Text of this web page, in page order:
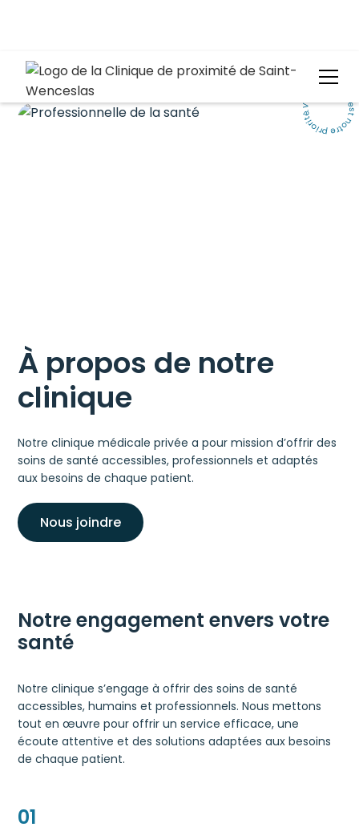
À propos de notre
clinique
Notre clinique médicale privée a pour mission d’offrir des
soins de santé accessibles, professionnels et adaptés
aux besoins de chaque patient.
Nous joindre
Votre santé, c'est notre priorité.
Notre engagement envers votre
santé
Notre clinique s’engage à offrir des soins de santé
accessibles, humains et professionnels. Nous mettons
tout en œuvre pour offrir un service efficace, une
écoute attentive et des solutions adaptées aux besoins
de chaque patient.
01